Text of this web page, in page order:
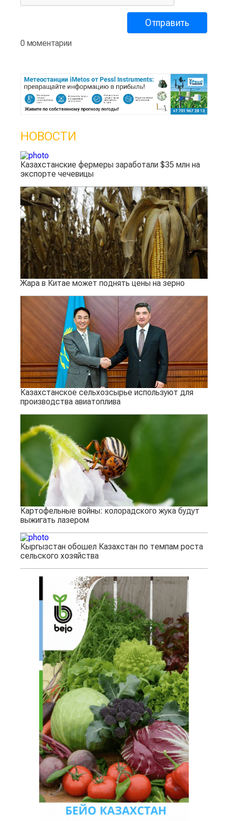
0 моментарии
НОВОСТИ
Казахстанские фермеры заработали $35 млн на
экспорте чечевицы
Жара в Китае может поднять цены на зерно
Казахстанское сельхозсырье используют для
производства авиатоплива
Картофельные войны: колорадского жука будут
выжигать лазером
Кыргызстан обошел Казахстан по темпам роста
сельского хозяйства